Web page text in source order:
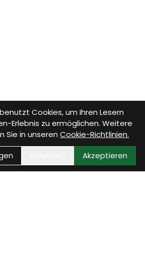
Cookies, um Ihren Lesern
Erlebnis zu ermöglichen. Weitere
Sie in unseren Cookie-Richtlinien.
Akzeptieren